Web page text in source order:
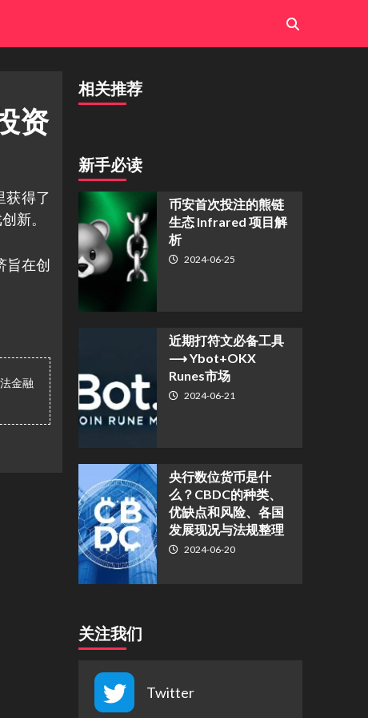
资
获得了
新。
旨在创
金融
相关推荐
新手必读
币安首次投注的熊链
生态 Infrared 项目解
析
2024-06-25
近期打符文必备工具
⟶ Ybot+OKX
Runes市场
2024-06-21
央行数位货币是什
么？CBDC的种类、
优缺点和风险、各国
发展现况与法规整理
2024-06-20
关注我们
Twitter